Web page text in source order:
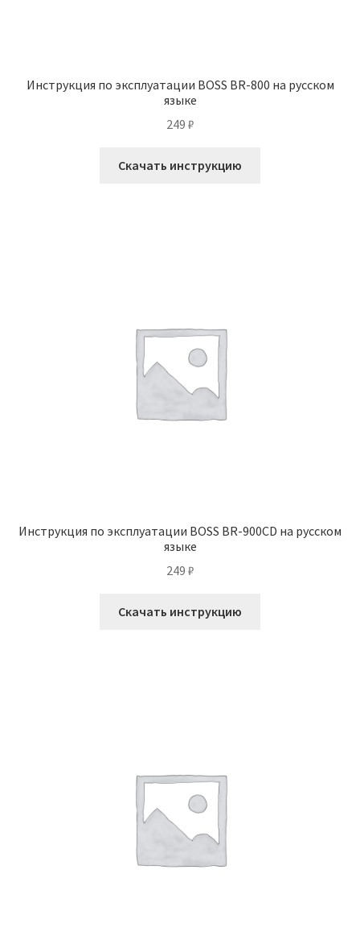
Инструкция по эксплуатации BOSS BR-800 на русском
языке
249 ₽
Скачать инструкцию
Инструкция по эксплуатации BOSS BR-900CD на русском
языке
249 ₽
Скачать инструкцию